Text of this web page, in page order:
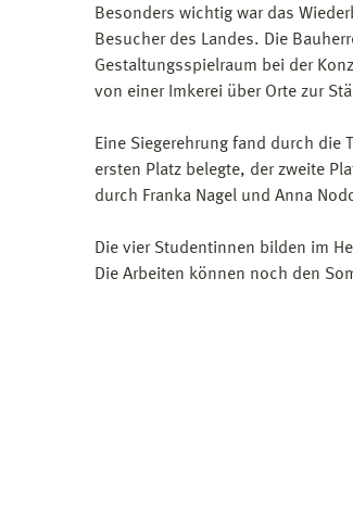
Besonders wichtig war das
Besucher des Landes. Die
Gestaltungsspielraum bei der
von einer Imkerei über Orte zur
Eine Siegerehrung fand durch die
ersten Platz belegte, der zweite
durch Franka Nagel und Anna
Die vier Studentinnen bilden im
Die Arbeiten können noch den